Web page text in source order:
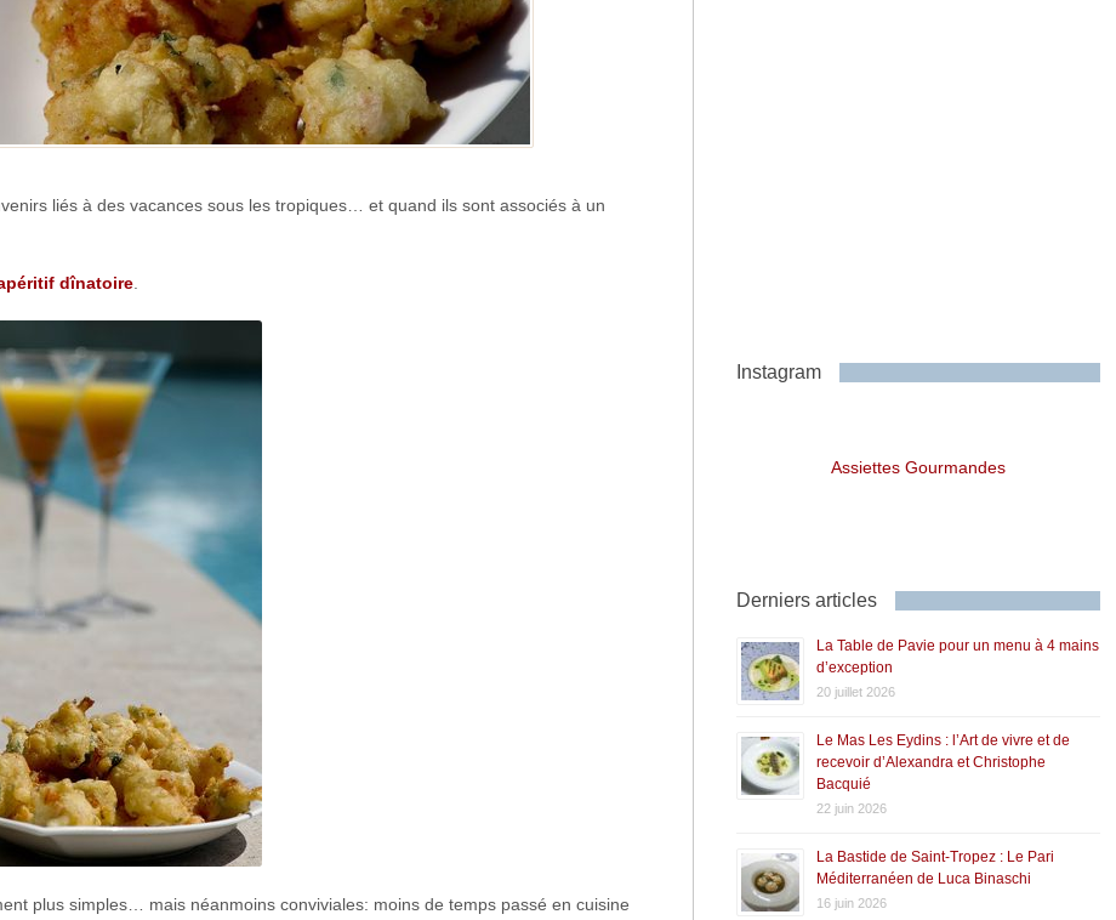
liés à des vacances sous les tropiques… et quand ils sont associés à un
dînatoire.
plus simples… mais néanmoins conviviales: moins de temps passé en cuisine
Instagram
Assiettes Gourmandes
Derniers articles
La Table de Pavie pour un menu à 4 mains
d’exception
20 juillet 2026
Le Mas Les Eydins : l’Art de vivre et de
recevoir d’Alexandra et Christophe
Bacquié
22 juin 2026
La Bastide de Saint-Tropez : Le Pari
Méditerranéen de Luca Binaschi
16 juin 2026